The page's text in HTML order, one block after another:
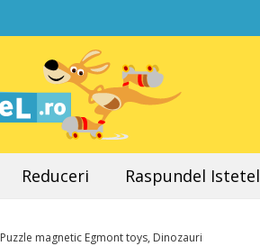
Reduceri Raspundel Istetel
Puzzle magnetic Egmont toys, Dinozauri